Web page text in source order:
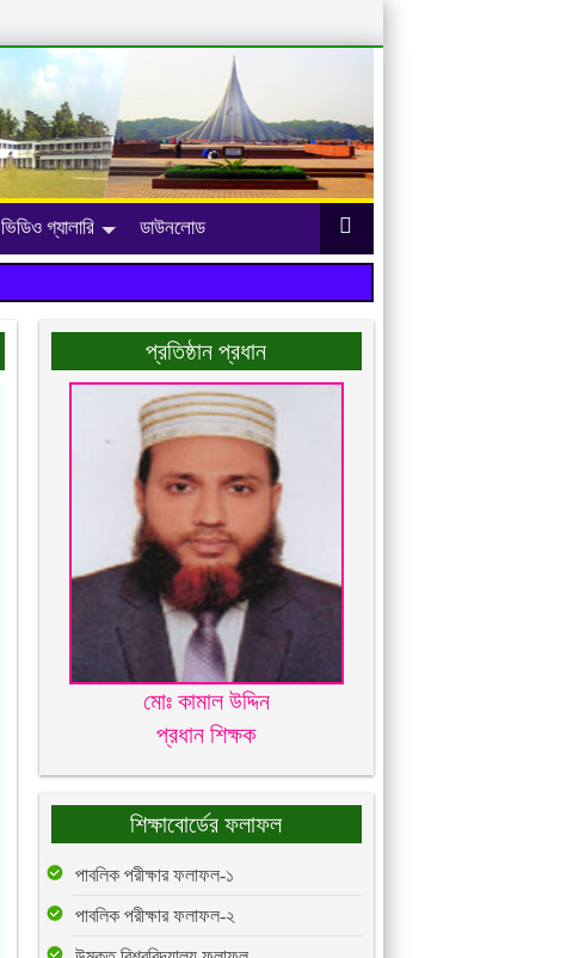
ভিডিও গ্যালারি ডাউনলোড
প্রতিষ্ঠান প্রধান
মোঃ কামাল উদ্দিন
প্রধান শিক্ষক
শিক্ষাবোর্ডের ফলাফল
পাবলিক পরীক্ষার ফলাফল-১
পাবলিক পরীক্ষার ফলাফল-২